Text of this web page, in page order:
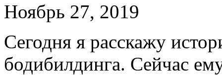
Ноябрь 27, 2019
Cегодня я расскажу
бодибилдинга. Сейчас